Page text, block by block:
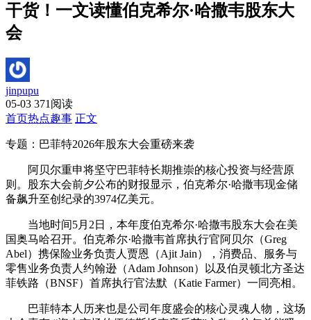
干货！一文读懂伯克希尔·哈撒韦股东大
会
jinpupu
05-03 371阅读
首页热点趣事 正文
专题：巴菲特2026年股东大会重磅来袭
阿贝尔重申将坚守巴菲特长期推崇的核心投资与经营原
则。股东大会前夕公布的财报显示，伯克希尔·哈撒韦现金储
备飙升至创纪录的3974亿美元。
当地时间5月2日，本年度伯克希尔·哈撒韦股东大会在美
国奥马哈召开。伯克希尔·哈撒韦首席执行官阿贝尔（Greg
Abel）携保险业务负责人贾恩（Ajit Jain），消费品、服务与
零售业务负责人约翰逊（Adam Johnson）以及伯灵顿北方圣达
菲铁路（BNSF）首席执行官法默（Katie Farmer）一同亮相。
巴菲特本人历来也是公司年度盛会的核心灵魂人物，这场